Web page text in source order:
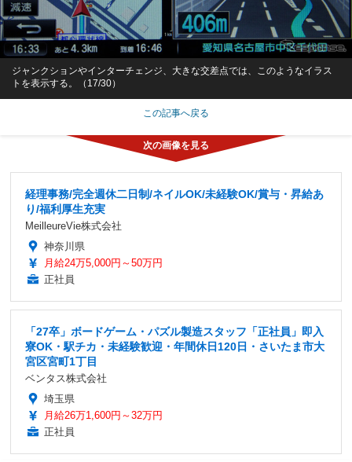
ジャンクションやインターチェンジ、大きな交差点では、このようなイラス
トを表示する。（17/30）
この記事へ戻る
経理事務/完全週休二日制/ネイルOK/未経験OK/賞与・昇給あ
り/福利厚生充実
MeilleureVie株式会社
神奈川県
月給24万5,000円～50万円
正社員
「27卒」ボードゲーム・パズル製造スタッフ「正社員」即入
寮OK・駅チカ・未経験歓迎・年間休日120日・さいたま市大
宮区宮町1丁目
ベンタス株式会社
埼玉県
月給26万1,600円～32万円
正社員